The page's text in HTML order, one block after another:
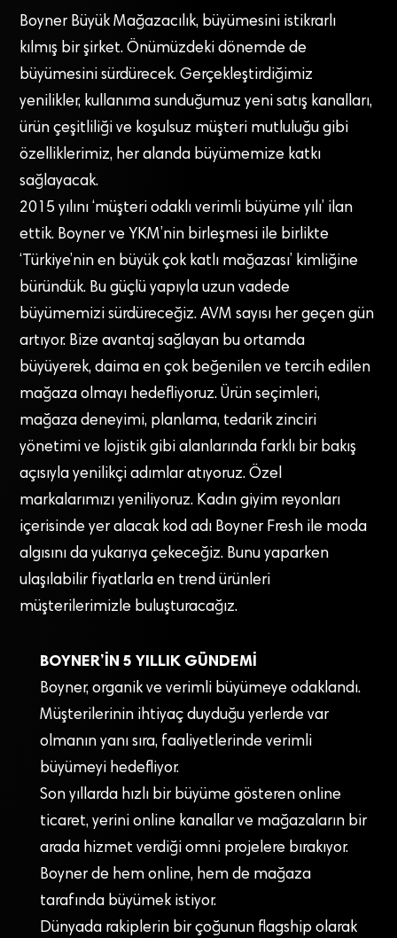
Boyner Büyük Mağazacılık, büyümesini istikrarlı
kılmış bir şirket. Önümüzdeki dönemde de
büyümesini sürdürecek. Gerçekleştirdiğimiz
yenilikler, kullanıma sunduğumuz yeni satış kanalları,
ürün çeşitliliği ve koşulsuz müşteri mutluluğu gibi
özelliklerimiz, her alanda büyümemize katkı
sağlayacak.
2015 yılını ‘müşteri odaklı verimli büyüme yılı’ ilan
ettik. Boyner ve YKM’nin birleşmesi ile birlikte
‘Türkiye’nin en büyük çok katlı mağazası’ kimliğine
büründük. Bu güçlü yapıyla uzun vadede
büyümemizi sürdüreceğiz. AVM sayısı her geçen gün
artıyor. Bize avantaj sağlayan bu ortamda
büyüyerek, daima en çok beğenilen ve tercih edilen
mağaza olmayı hedefliyoruz. Ürün seçimleri,
mağaza deneyimi, planlama, tedarik zinciri
yönetimi ve lojistik gibi alanlarında farklı bir bakış
açısıyla yenilikçi adımlar atıyoruz. Özel
markalarımızı yeniliyoruz. Kadın giyim reyonları
içerisinde yer alacak kod adı Boyner Fresh ile moda
algısını da yukarıya çekeceğiz. Bunu yaparken
ulaşılabilir fiyatlarla en trend ürünleri
müşterilerimizle buluşturacağız.
BOYNER’İN 5 YILLIK GÜNDEMİ
Boyner, organik ve verimli büyümeye odaklandı.
Müşterilerinin ihtiyaç duyduğu yerlerde var
olmanın yanı sıra, faaliyetlerinde verimli
büyümeyi hedefliyor.
Son yıllarda hızlı bir büyüme gösteren online
ticaret, yerini online kanallar ve mağazaların bir
arada hizmet verdiği omni projelere bırakıyor.
Boyner de hem online, hem de mağaza
tarafında büyümek istiyor.
Dünyada rakiplerin bir çoğunun flagship olarak